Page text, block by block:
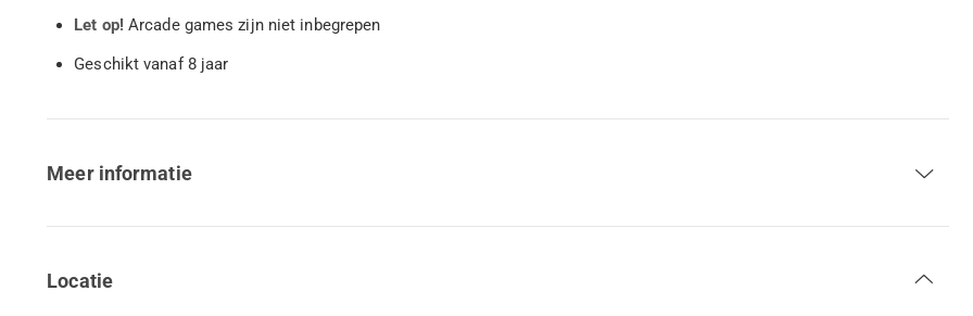
Let op!Arcade games zijn niet inbegrepen
Geschikt vanaf 8 jaar
Meer informatie
Locatie